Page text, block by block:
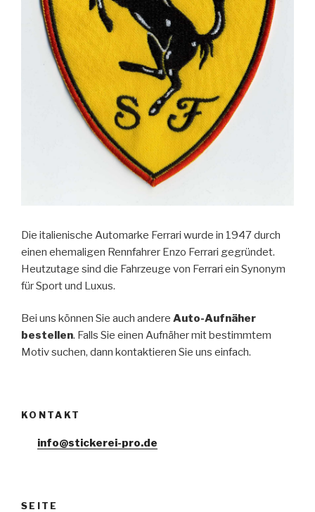
Die italienische Automarke Ferrari wurde in 1947 durch
einen ehemaligen Rennfahrer Enzo Ferrari gegründet.
Heutzutage sind die Fahrzeuge von Ferrari ein Synonym
für Sport und Luxus.
Bei uns können Sie auch andere Auto-Aufnäher
bestellen. Falls Sie einen Aufnäher mit bestimmtem
Motiv suchen, dann kontaktieren Sie uns einfach.
KONTAKT
info@stickerei-pro.de
SEITE